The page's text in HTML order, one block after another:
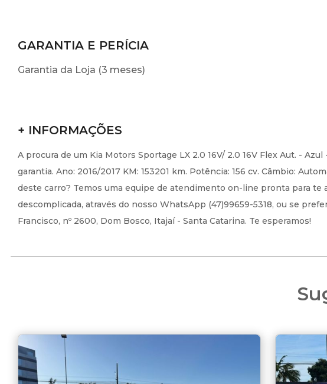
GARANTIA E PERÍCIA
Garantia da Loja (3 meses)
+ INFORMAÇÕES
A procura de um Kia Motors Sportage LX 2.0 16V/ 2.0 16V Flex Aut. -
garantia. Ano: 2016/2017 KM: 153201 km. Potência: 156 cv. Câmbio:
deste carro? Temos uma equipe de atendimento on-line pronta para te
descomplicada, através do nosso WhatsApp (47)99659-5318, ou se
Francisco, nº 2600, Dom Bosco, Itajaí - Santa Catarina. Te esperamos!